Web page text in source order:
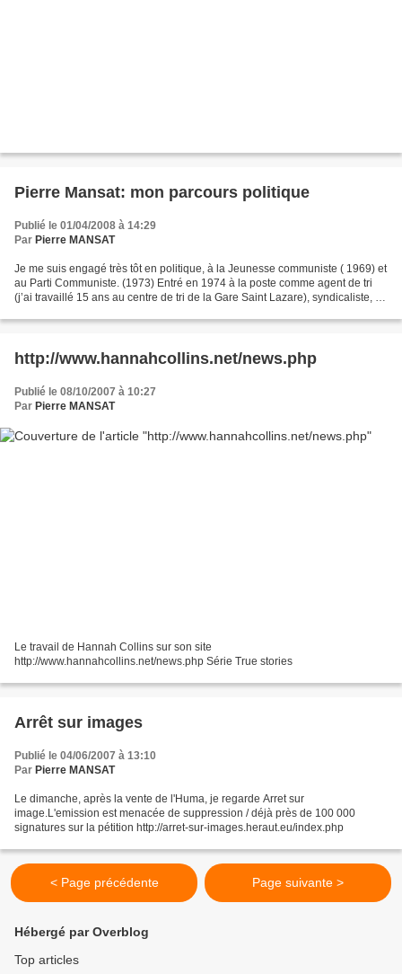
Pierre Mansat: mon parcours politique
Publié le 01/04/2008 à 14:29
Par Pierre MANSAT
Je me suis engagé très tôt en politique, à la Jeunesse communiste ( 1969) et
au Parti Communiste. (1973) Entré en 1974 à la poste comme agent de tri
(j’ai travaillé 15 ans au centre de tri de la Gare Saint Lazare), syndicaliste, la
http://www.hannahcollins.net/news.php
Publié le 08/10/2007 à 10:27
Par Pierre MANSAT
Le travail de Hannah Collins sur son site
http://www.hannahcollins.net/news.php Série True stories
Arrêt sur images
Publié le 04/06/2007 à 13:10
Par Pierre MANSAT
Le dimanche, après la vente de l'Huma, je regarde Arret sur
image.L'emission est menacée de suppression / déjà près de 100 000
signatures sur la pétition http://arret-sur-images.heraut.eu/index.php
< Page précédente Page suivante >
Hébergé par Overblog
Top articles